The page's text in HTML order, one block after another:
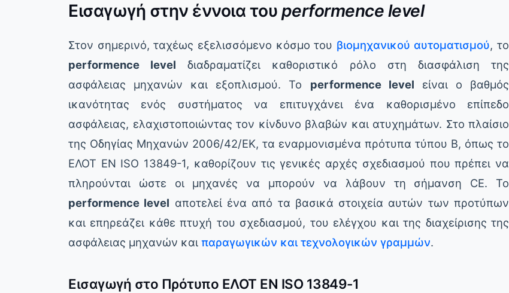
Εισαγωγή στην έννοια του performence level
Στον σημερινό, ταχέως εξελισσόμενο κόσμο του βιομηχανικού αυτοματισμού, το
performence level διαδραματίζει καθοριστικό ρόλο στη διασφάλιση της
ασφάλειας μηχανών και εξοπλισμού. Το performence level είναι ο βαθμός
ικανότητας ενός συστήματος να επιτυγχάνει ένα καθορισμένο επίπεδο
ασφάλειας, ελαχιστοποιώντας τον κίνδυνο βλαβών και ατυχημάτων. Στο πλαίσιο
της Οδηγίας Μηχανών 2006/42/ΕΚ, τα εναρμονισμένα πρότυπα τύπου B, όπως το
ΕΛΟΤ EN ISO 13849-1, καθορίζουν τις γενικές αρχές σχεδιασμού που πρέπει να
πληρούνται ώστε οι μηχανές να μπορούν να λάβουν τη σήμανση CE. Το
performence level αποτελεί ένα από τα βασικά στοιχεία αυτών των προτύπων
και επηρεάζει κάθε πτυχή του σχεδιασμού, του ελέγχου και της διαχείρισης της
ασφάλειας μηχανών και παραγωγικών και τεχνολογικών γραμμών.
Εισαγωγή στο Πρότυπο ΕΛΟΤ EN ISO 13849-1